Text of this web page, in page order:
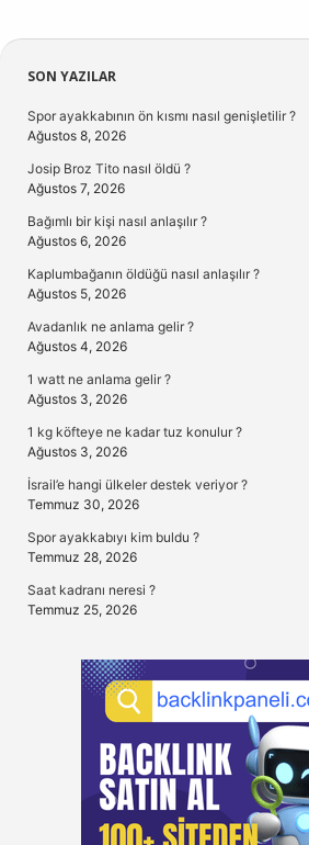
Sidebar
SON YAZILAR
Spor ayakkabının ön kısmı nasıl genişletilir ?
Ağustos 8, 2026
Josip Broz Tito nasıl öldü ?
Ağustos 7, 2026
Bağımlı bir kişi nasıl anlaşılır ?
Ağustos 6, 2026
Kaplumbağanın öldüğü nasıl anlaşılır ?
Ağustos 5, 2026
Avadanlık ne anlama gelir ?
Ağustos 4, 2026
1 watt ne anlama gelir ?
Ağustos 3, 2026
1 kg köfteye ne kadar tuz konulur ?
Ağustos 3, 2026
İsrail’e hangi ülkeler destek veriyor ?
Temmuz 30, 2026
Spor ayakkabıyı kim buldu ?
Temmuz 28, 2026
Saat kadranı neresi ?
Temmuz 25, 2026